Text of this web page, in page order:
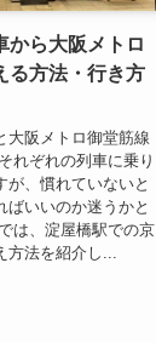
から大阪メトロ
る方法・行き方
大阪メトロ御堂筋線
れぞれの列車に乗り
が、慣れていないと
ばいいのか迷うかと
は、淀屋橋駅での京
法を紹介し...